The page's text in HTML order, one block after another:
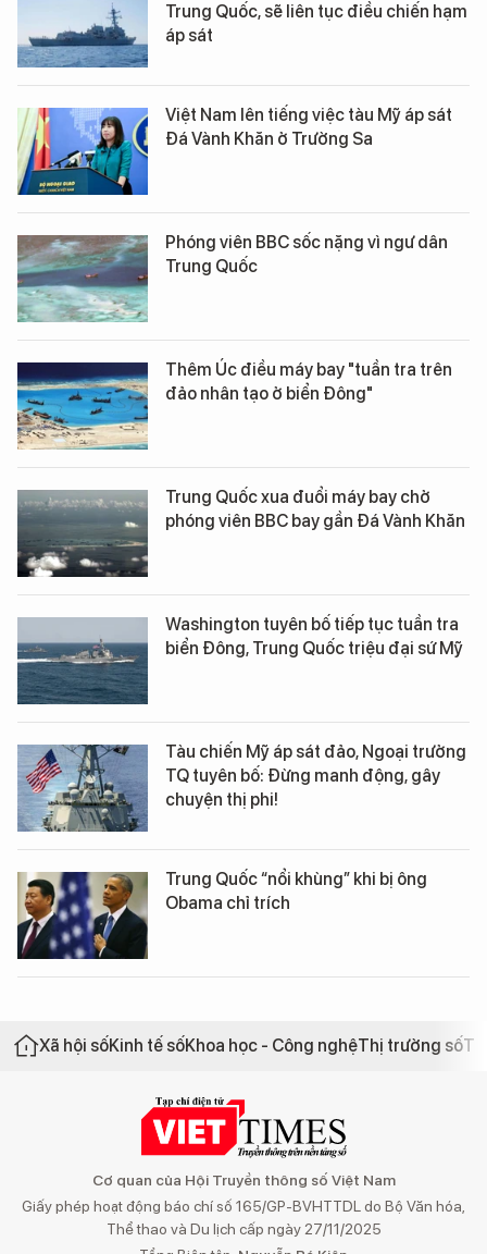
Trung Quốc, sẽ liên tục điều chiến hạm
áp sát
Việt Nam lên tiếng việc tàu Mỹ áp sát
Đá Vành Khăn ở Trường Sa
Phóng viên BBC sốc nặng vì ngư dân
Trung Quốc
Thêm Úc điều máy bay "tuần tra trên
đảo nhân tạo ở biển Đông"
Trung Quốc xua đuổi máy bay chở
phóng viên BBC bay gần Đá Vành Khăn
Washington tuyên bố tiếp tục tuần tra
biển Đông, Trung Quốc triệu đại sứ Mỹ
Tàu chiến Mỹ áp sát đảo, Ngoại trưởng
TQ tuyên bố: Đừng manh động, gây
chuyện thị phi!
Trung Quốc “nổi khùng” khi bị ông
Obama chỉ trích
Xã hội sốKinh tế sốKhoa học - Công nghệThị trường số
Cơ quan của Hội Truyền thông số Việt Nam
Giấy phép hoạt động báo chí số 165/GP-BVHTTDL do Bộ Văn hóa,
Thể thao và Du lịch cấp ngày 27/11/2025